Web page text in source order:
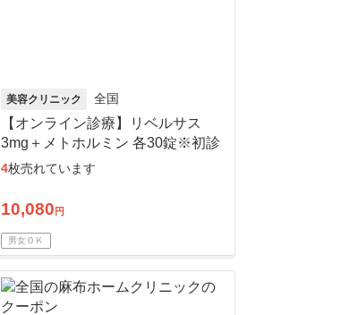
美容クリニック 全国
【オンライン診療】リベルサス
3mg＋メトホルミン 各30錠※初診
料・送料込
4枚売れています
10,080 円
男女ＯＫ